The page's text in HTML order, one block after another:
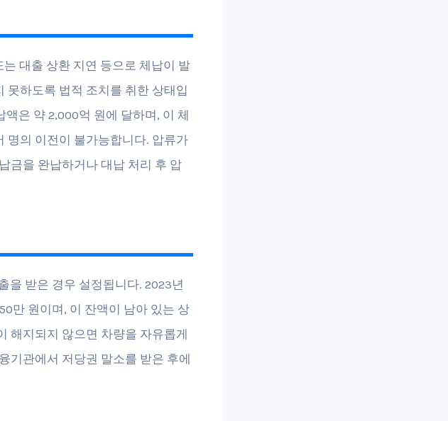
대출 상환 지연 등으로 체납이 발
못하도록 법적 조치를 취한 상태입
은 약 2,000억 원에 달하며, 이 체
명의 이전이 불가능합니다. 압류가
금을 완납하거나 대납 처리 후 압
을 받은 경우 설정됩니다. 2023년
만 원이며, 이 잔액이 남아 있는 상
해지되지 않으면 차량을 자유롭게
기관에서 저당권 말소를 받은 후에